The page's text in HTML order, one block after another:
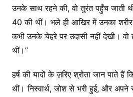
उनके साथ रहने की, वो तुरंत पहुँच जाती
40 की थीं। भले ही आखिर में उनका
कभी उनके चेहरे पर उदासी नहीं देखी। वो
थीं।”
हर्ष की यादों के ज़रिए श्रोता जान पाते हैं
थीं। निस्वार्थ, जोश से भरी हुई, और